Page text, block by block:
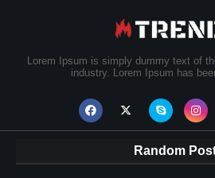
Lorem Ipsum is simply dummy text of
industry. Lorem Ipsum has
Random